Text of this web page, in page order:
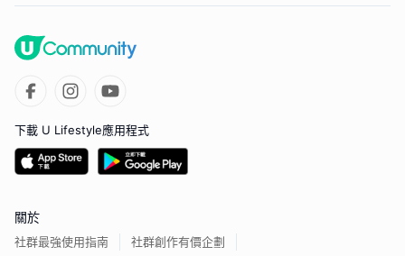
下載 U Lifestyle應用程式
關於
社群最強使用指南 社群創作有價企劃